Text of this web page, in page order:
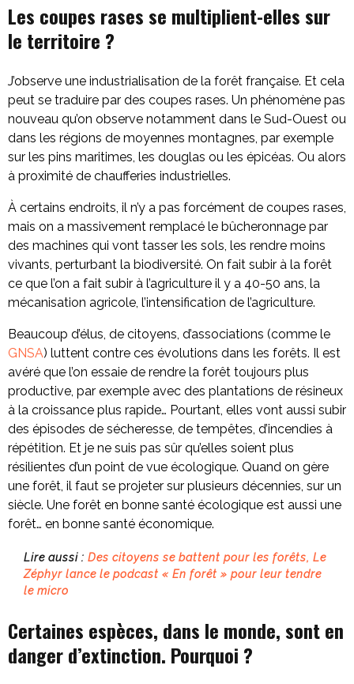
Les coupes rases se multiplient-elles sur
le territoire ?
J’observe une industrialisation de la forêt française. Et cela
peut se traduire par des coupes rases. Un phénomène pas
nouveau qu’on observe notamment dans le Sud-Ouest ou
dans les régions de moyennes montagnes, par exemple
sur les pins maritimes, les douglas ou les épicéas. Ou alors
à proximité de chaufferies industrielles.
À certains endroits, il n’y a pas forcément de coupes rases,
mais on a massivement remplacé le bûcheronnage par
des machines qui vont tasser les sols, les rendre moins
vivants, perturbant la biodiversité. On fait subir à la forêt
ce que l’on a fait subir à l’agriculture il y a 40-50 ans, la
mécanisation agricole, l’intensification de l’agriculture.
Beaucoup d’élus, de citoyens, d’associations (comme le
GNSA) luttent contre ces évolutions dans les forêts. Il est
avéré que l’on essaie de rendre la forêt toujours plus
productive, par exemple avec des plantations de résineux
à la croissance plus rapide… Pourtant, elles vont aussi subir
des épisodes de sécheresse, de tempêtes, d’incendies à
répétition. Et je ne suis pas sûr qu’elles soient plus
résilientes d’un point de vue écologique. Quand on gère
une forêt, il faut se projeter sur plusieurs décennies, sur un
siècle. Une forêt en bonne santé écologique est aussi une
forêt… en bonne santé économique.
Lire aussi : Des citoyens se battent pour les forêts, Le
Zéphyr lance le podcast « En forêt » pour leur tendre
le micro
Certaines espèces, dans le monde, sont en
danger d’extinction. Pourquoi ?